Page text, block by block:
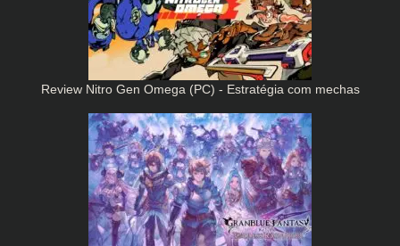
Review Nitro Gen Omega (PC) - Estratégia com mechas